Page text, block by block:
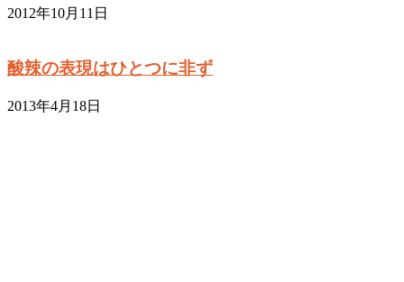
2012年10月11日
酸辣の表現はひとつに非ず
2013年4月18日